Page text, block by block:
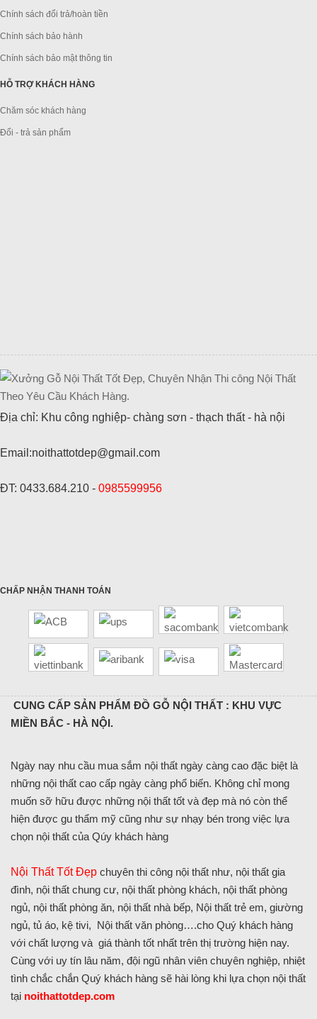
Chính sách đổi trả/hoàn tiền
Chính sách bảo hành
Chính sách bảo mật thông tin
HỖ TRỢ KHÁCH HÀNG
Chăm sóc khách hàng
Đổi - trả sản phẩm
Địa chỉ: Khu công nghiệp- chàng sơn - thạch thất - hà nội
Email:noithattotdep@gmail.com
ĐT: 0433.684.210 - 0985599956
CHẤP NHẬN THANH TOÁN
CUNG CẤP SẢN PHẨM ĐỒ GỖ NỘI THẤT : KHU VỰC
MIỀN BẮC - HÀ NỘI.
Ngày nay nhu cầu mua sắm nội thất ngày càng cao đặc biệt là
những nội thất cao cấp ngày càng phổ biến. Không chỉ mong
muốn sỡ hữu được những nội thất tốt và đẹp mà nó còn thể
hiện được gu thẩm mỹ cũng như sự nhạy bén trong việc lựa
chọn nội thất của Qúy khách hàng
Nội Thất Tốt Đẹp chuyên thi công nội thất như, nội thất gia
đình, nội thất chung cư, nội thất phòng khách, nội thất phòng
ngủ, nội thất phòng ăn, nội thất nhà bếp, Nội thất trẻ em, giường
ngủ, tủ áo, kệ tivi, Nội thất văn phòng….cho Quý khách hàng
với chất lượng và giá thành tốt nhất trên thị trường hiện nay.
Cùng với uy tín lâu năm, đội ngũ nhân viên chuyên nghiệp, nhiệt
tình chắc chắn Quý khách hàng sẽ hài lòng khi lựa chọn nội thất
tại noithattotdep.com